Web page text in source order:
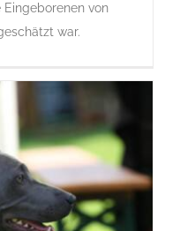
bis Z
Eingeborenen von
war.